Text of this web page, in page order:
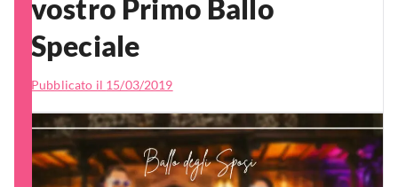
vostro Primo Ballo
Speciale
Pubblicato il 15/03/2019